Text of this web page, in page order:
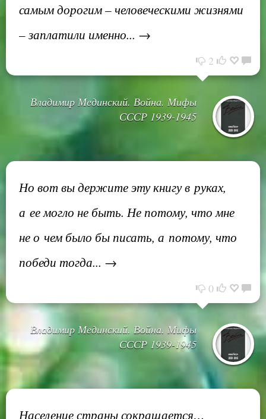
самым дорогим – человеческими жизнями
– заплатили именно... →
2
Владимир Мединский. Война. Мифы
СССР 1939-1945
Но вот вы держите эту книгу в руках,
а ее могло не быть. Не потому, что мне
не о чем было бы писать, а потому, что
победи тогда... →
0
Владимир Мединский. Война. Мифы
СССР 1939-1945
Население страны сокращается…